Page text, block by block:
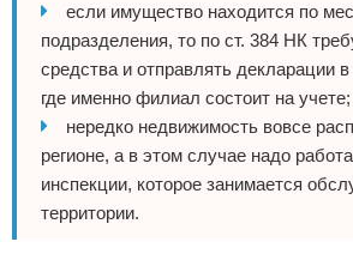
если имущество находится по
подразделения, то по ст. 384 НК
средства и отправлять декларации
где именно филиал состоит на учете;
нередко недвижимость вовсе
регионе, а в этом случае надо
инспекции, которое занимается
территории.